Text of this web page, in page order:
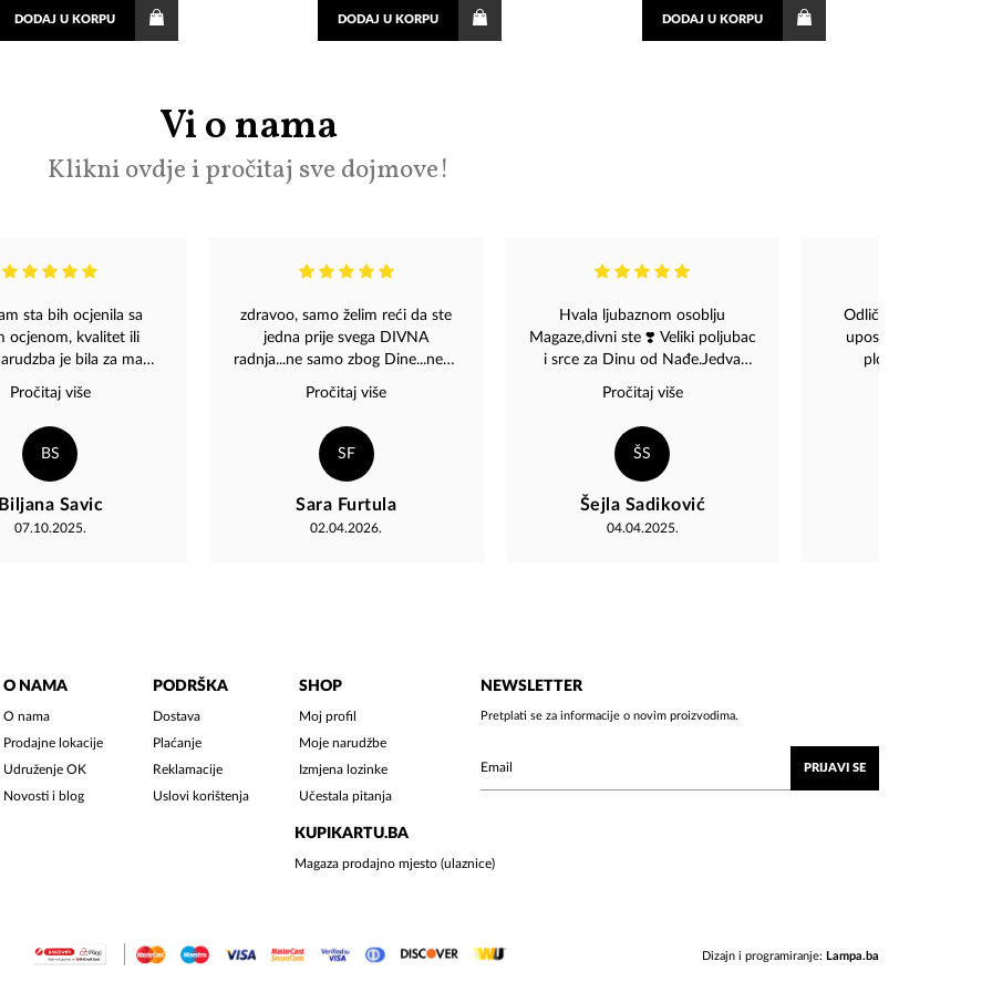
DODAJU KORPU DODAJ U KORPU DODAJU KORPU
Vi o nama
Klikni ovdje i pročitaj sve dojmove!
sa
ocjenom, kvalitet ili
je bila za manje
na mojoj adresi i bas
sam i narucila.
opet poruciti od ovih
ljudi. Sve pohvale za
Magaza team ❤️
Pročitaj više
BS
Biljana Savic
07.10.2025.
zdravoo, samo želim reći da ste
jedna prije svega DIVNA
radnja...ne samo zbog Dine...nego
zbog osoblja koje uvijek ima
osmijeh na licu, i poprave dan ✨️
Jako volim da udjem samo da
pitam ,, kako ste? jeste se
umorili? " Svi su jako ljubazni i
Pogotovo za Koševo 5...pored
stranice koja ne radi, oni su
Pročitaj više
SF
Sara Furtula
02.04.2026.
Hvala ljubaznom osoblju
Magaze,divni ste ❣️ Veliki poljubac
i srce za Dinu od Nađe.Jedva
čekamo koncert ❤️
Pročitaj više
ŠS
Šejla Sadiković
04.04.2025.
Odlična usluga, jako
uposlenici i sirok
ploca, kaseta i cd-
O NAMA
O nama
Prodajne lokacije
Udruženje OK
Novosti i blog
PODRŠKA
Dostava
Plaćanje
Reklamacije
Uslovi korištenja
SHOP
Moj profil
Moje narudžbe
Izmjena lozinke
Učestala pitanja
KUPIKARTU.BA
Magaza prodajno mjesto (ulaznice)
NEWSLETTER
Pretplati se za informacije o novim proizvodima.
PRIJAVI SE
Dizajn i programiranje: Lampa.ba